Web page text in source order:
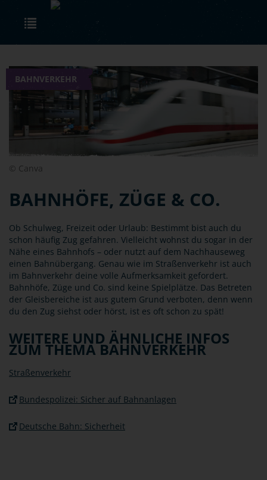
Skip to main content
BAHNVERKEHR
© Canva
BAHNHÖFE, ZÜGE & CO.
Ob Schulweg, Freizeit oder Urlaub: Bestimmt bist auch du
schon häufig Zug gefahren. Vielleicht wohnst du sogar in der
Nähe eines Bahnhofs – oder nutzt auf dem Nachhauseweg
einen Bahnübergang. Genau wie im Straßenverkehr ist auch
im Bahnverkehr deine volle Aufmerksamkeit gefordert.
Bahnhöfe, Züge und Co. sind keine Spielplätze. Das Betreten
der Gleisbereiche ist aus gutem Grund verboten, denn wenn
du den Zug siehst oder hörst, ist es oft schon zu spät!
WEITERE UND ÄHNLICHE INFOS
ZUM THEMA BAHNVERKEHR
Straßenverkehr
Bundespolizei: Sicher auf Bahnanlagen
Deutsche Bahn: Sicherheit